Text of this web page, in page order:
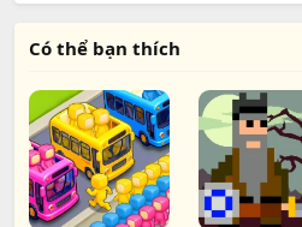
Có thể bạn thích